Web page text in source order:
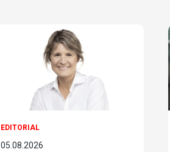
EDITORIAL
05.08.2026